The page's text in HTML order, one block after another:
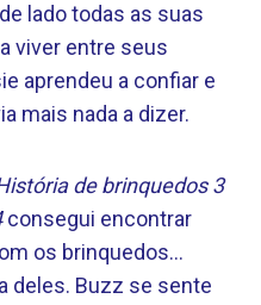
lado todas as suas
viver entre seus
aprendeu a confiar e
mais nada a dizer.
de brinquedos 3
consegui encontrar
os brinquedos…
deles. Buzz se sente